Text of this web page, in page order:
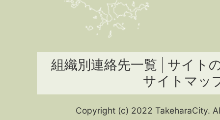
組織別連絡先一覧
サイト
サイトマッ
Copyright (c) 2022 TakeharaCity.